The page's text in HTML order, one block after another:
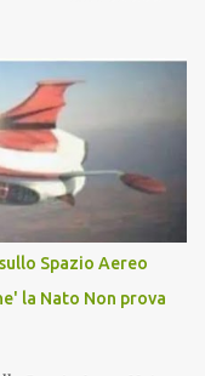
Ghiacciato, ma
Riproponiamo
Spazio Aereo
la Nato Non prova